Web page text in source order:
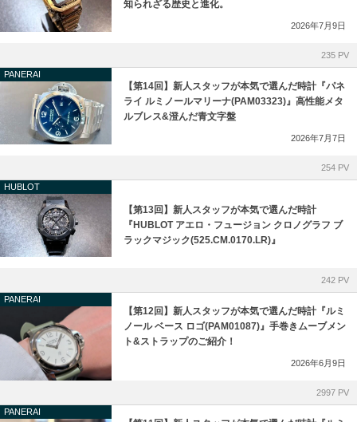
知られざる歴史と進化。
2026年7月9日
235 PV
PANERAI
【第14回】新人スタッフが本気で選んだ時計『パネ
ライ ルミノールマリーナ(PAM03323)』高性能メタ
ルブレス&澄んだ青文字盤
2026年7月7日
254 PV
HUBLOT
【第13回】新人スタッフが本気で選んだ時計
『HUBLOT アエロ・フュージョン クロノグラフ ブ
ラックマジック(525.CM.0170.LR)』
242 PV
PANERAI
【第12回】新人スタッフが本気で選んだ時計『ルミ
ノール ベース ロゴ(PAM01087)』手巻きムーブメン
ト&ストラップのご紹介！
2026年6月9日
2997 PV
PANERAI
取扱い終了